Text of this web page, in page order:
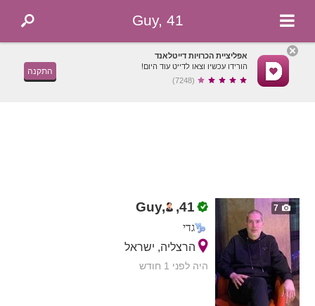
Guy, 41
אפליציית הכרויות דייטלאנד
הורידו עכשיו וצאו לדייט עוד היום!
(7248)
התקנה
7
Guy, ,41
גדי
הרצליה, ישראל
היה לפני 1 חודש